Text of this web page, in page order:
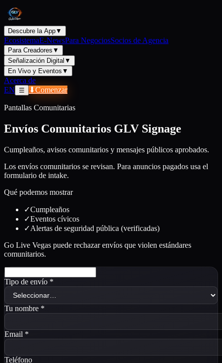
Descubre la App▼
EcosistemaE-NewsPara NegociosSocios de Agencia
Para Creadores ▼
Señalización Digital ▼
En Vivo y Eventos ▼
Acerca de
EN
☰ ⬇Comenzar
Pantallas Comunitarias
Envíos Comunitarios GLV Signage
Cumpleaños, avisos comunitarios y mensajes públicos aprobados.
Los envíos comunitarios se revisan. Para anuncios pagados usa el
formulario de intake.
Qué podemos mostrar
✓Cumpleaños
✓Eventos cívicos
✓Alertas de seguridad pública (verificadas)
Go Live Vegas puede rechazar envíos que violen estándares
comunitarios.
Tipo de envío *
Tu nombre *
Email *
Teléfono